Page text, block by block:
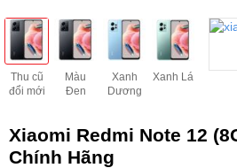
Thu cũ
đổi mới
Màu
Đen
Xanh
Dương
Xanh Lá
Xiaomi Redmi Note 12
Chính Hãng